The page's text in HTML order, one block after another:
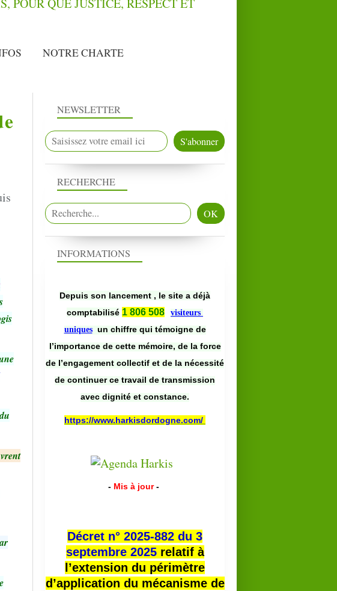
NOTRE CHARTE
NEWSLETTER
RECHERCHE
INFORMATIONS
Depuis son lancement , le site a déjà
comptabilisé 1 806 508
visiteurs
uniques un chiffre qui témoigne de
l’importance de cette mémoire, de la force
de l’engagement collectif et de la nécessité
de continuer ce travail de transmission
avec dignité et constance.
https://www.harkisdordogne.com/
- Mis à jour -
Décret n° 2025-882 du 3
septembre 2025relatif à
l’extension du périmètre
d’application du mécanisme de